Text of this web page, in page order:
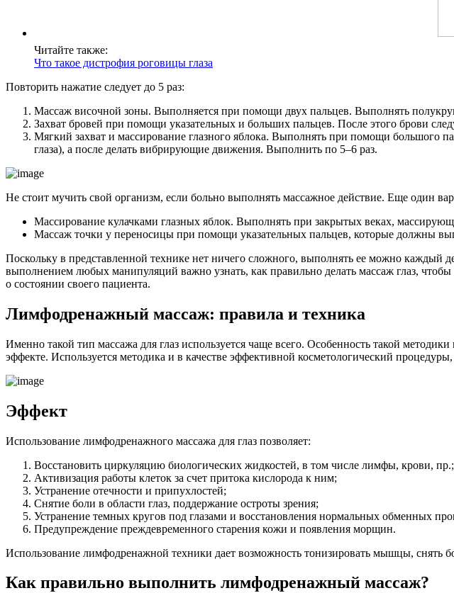
Читайте также:
Что такое дистрофия роговицы глаза
Повторить нажатие следует до 5 раз:
Массаж височной зоны. Выполняется при помощи двух пальцев. Выполнять
Захват бровей при помощи указательных и больших пальцев. После этого брови
Мягкий захват и массирование глазного яблока. Выполнять при помощи большого
глаза), а после делать вибрирующие движения. Выполнить по 5–6 раз.
Не стоит мучить свой организм, если больно выполнять массажное действие. Еще один
Массирование кулачками глазных яблок. Выполнять при закрытых веках,
Массаж точки у переносицы при помощи указательных пальцев, которые должны
Поскольку в представленной технике нет ничего сложного, выполнять ее можно каждый
выполнением любых манипуляций важно узнать, как правильно делать массаж глаз,
о состоянии своего пациента.
Лимфодренажный массаж: правила и техника
Именно такой тип массажа для глаз используется чаще всего. Особенность такой
эффекте. Используется методика и в качестве эффективной косметологический
Эффект
Использование лимфодренажного массажа для глаз позволяет:
Восстановить циркуляцию биологических жидкостей, в том числе лимфы, крови, пр.;
Активизация работы клеток за счет притока кислорода к ним;
Устранение отечности и припухлостей;
Снятие боли в области глаз, поддержание остроты зрения;
Устранение темных кругов под глазами и восстановления нормальных обменных
Предупреждение преждевременного старения кожи и появления морщин.
Использование лимфодренажной техники дает возможность тонизировать мышцы, снять
Как правильно выполнить лимфодренажный массаж?